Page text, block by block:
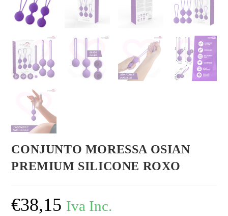
CONJUNTO MORESSA OSIAN
PREMIUM SILICONE ROXO
€38,15 Iva Inc.